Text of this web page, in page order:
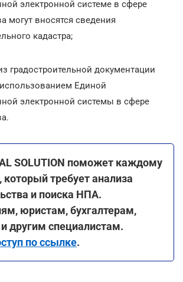
электронной системе в сфере
могут вносятся сведения
кадастра;
градостроительной документации
Единой
электронной системы в сфере
SOLUTION поможет каждому
который требует анализа
и поиска НПА.
юристам, бухгалтерам,
другим специалистам.
по ссылке.